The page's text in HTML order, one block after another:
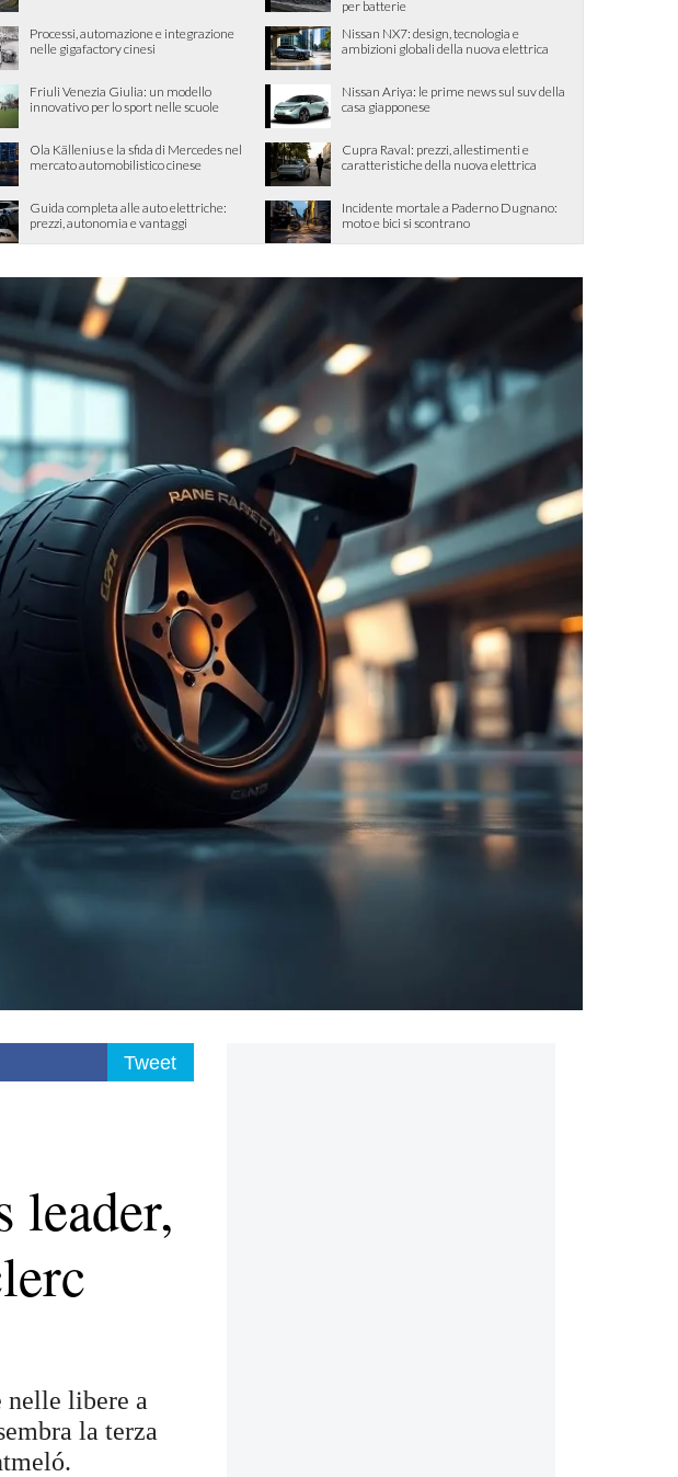
per batterie
Processi, automazione e integrazione
nelle gigafactory cinesi
Nissan NX7: design, tecnologia e
ambizioni globali della nuova elettrica
Friuli Venezia Giulia: un modello
innovativo per lo sport nelle scuole
Nissan Ariya: le prime news sul suv della
casa giapponese
Ola Källenius e la sfida di Mercedes nel
mercato automobilistico cinese
Cupra Raval: prezzi, allestimenti e
caratteristiche della nuova elettrica
Guida completa alle auto elettriche:
prezzi, autonomia e vantaggi
Incidente mortale a Paderno Dugnano:
moto e bici si scontrano
Tweet
leader,
libere a
la terza